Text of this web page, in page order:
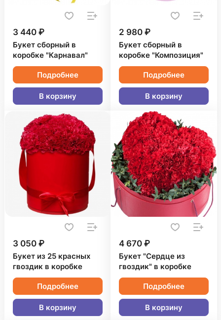
3 440 ₽
Букет сборный в
коробке "Карнавал"
Подробнее
В корзину
2 980 ₽
Букет сборный в
коробке "Композиция"
Подробнее
В корзину
3 050 ₽
Букет из 25 красных
гвоздик в коробке
Подробнее
В корзину
4 670 ₽
Букет "Сердце из
гвоздик" в коробке
Подробнее
В корзину